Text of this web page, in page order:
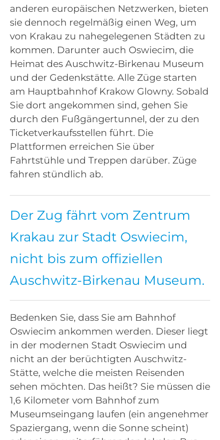
anderen europäischen Netzwerken, bieten
sie dennoch regelmäßig einen Weg, um
von Krakau zu nahegelegenen Städten zu
kommen. Darunter auch Oswiecim, die
Heimat des Auschwitz-Birkenau Museum
und der Gedenkstätte. Alle Züge starten
am Hauptbahnhof Krakow Glowny. Sobald
Sie dort angekommen sind, gehen Sie
durch den Fußgängertunnel, der zu den
Ticketverkaufsstellen führt. Die
Plattformen erreichen Sie über
Fahrtstühle und Treppen darüber. Züge
fahren stündlich ab.
Der Zug fährt vom Zentrum
Krakau zur Stadt Oswiecim,
nicht bis zum offiziellen
Auschwitz-Birkenau Museum.
Bedenken Sie, dass Sie am Bahnhof
Oswiecim ankommen werden. Dieser liegt
in der modernen Stadt Oswiecim und
nicht an der berüchtigten Auschwitz-
Stätte, welche die meisten Reisenden
sehen möchten. Das heißt? Sie müssen die
1,6 Kilometer vom Bahnhof zum
Museumseingang laufen (ein angenehmer
Spaziergang, wenn die Sonne scheint)